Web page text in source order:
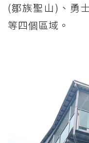
(鄒族聖山)、勇
等四個區域。